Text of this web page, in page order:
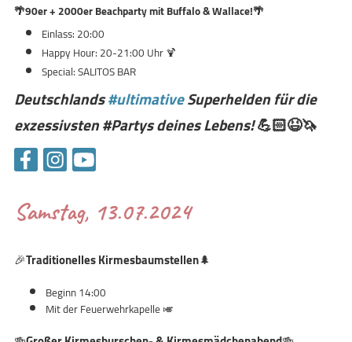
🌴90er + 2000er Beachparty mit Buffalo & Wallace!🌴
Einlass: 20:00
Happy Hour: 20-21:00 Uhr 🍹
Special: SALITOS BAR
Deutschlands#ultimativeSuperhelden für die
exzessivsten #Partys deines Lebens!💪🏻😆🦄
Samstag, 13.07.2024
🎉Traditionelles Kirmesbaumstellen🌲
Beginn 14:00
Mit der Feuerwehrkapelle 🎺